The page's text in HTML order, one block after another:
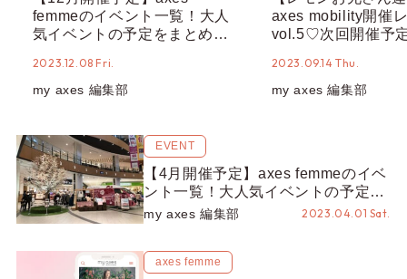
femmeのイベント一覧！大人
気イベントの予定をまとめて
my axes 編集部
2023.12.08 Fri.
axes mobility開催
vol.5♡次回開催予
my axes 編集部
2023.09.14 Thu.
EVENT
【4月開催予定】axes femmeのイベ
ント一覧！大人気イベントの予定を
まとめてご紹介！
my axes 編集部 2023.04.01 Sat.
axes femme